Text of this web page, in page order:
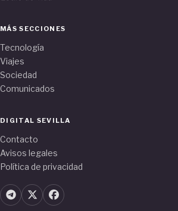
MÁS SECCIONES
Tecnología
Viajes
Sociedad
Comunicados
DIGITAL SEVILLA
Contacto
Avisos legales
Política de privacidad